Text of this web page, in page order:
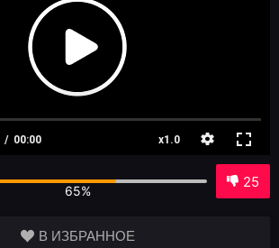
65%
25
В ИЗБРАННОЕ